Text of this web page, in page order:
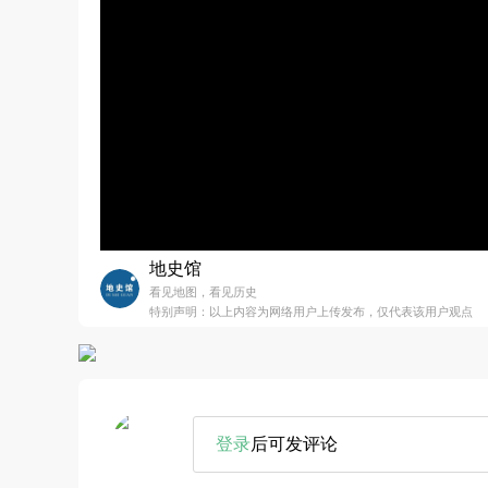
地史馆
看见地图，看见历史
特别声明：以上内容为网络用户上传发布，仅代表该用户观点
登录后可发评论